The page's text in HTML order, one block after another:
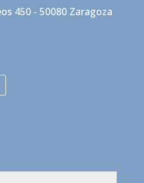
450 - 50080 Zaragoza